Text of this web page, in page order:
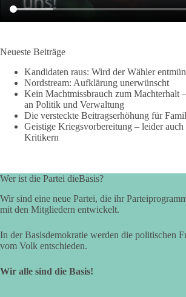
Neueste Beiträge
Kandidaten raus: Wird der Wähler
Nordstream: Aufklärung unerwünscht
Kein Machtmissbrauch zum Machterhalt
an Politik und Verwaltung
Die versteckte Beitragserhöhung für
Geistige Kriegsvorbereitung – leider
Kritikern
Wer ist die Partei dieBasis?
Wir sind eine neue Partei, die ihr
mit den Mitgliedern entwickelt.
In der Basisdemokratie werden die politischen
vom Volk entschieden.
Wir alle sind die Basis!